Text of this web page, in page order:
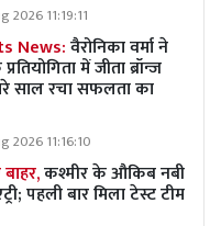
2026 11:19:11
News:वैरोनिका वर्मा ने
में जीता ब्रॉन्ज
साल रचा सफलता का
2026 11:16:10
कश्मीर के औकिब नबी
पहली बार मिला टेस्ट टीम